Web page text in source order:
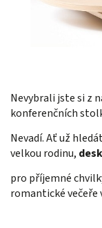
Nevybrali jste si z
konferenčních
Nevadí. Ať už
velkou rodinu,
pro příjemné
romantické večeře